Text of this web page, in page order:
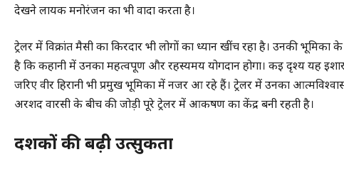
देखने लायक मनोरंजन का भी वादा करता है।
ट्रेलर में विक्रांत मैसी का किरदार भी लोगों का ध्यान खींच रहा है। उनकी
है कि कहानी में उनका महत्वपूर्ण और रहस्यमय योगदान होगा। कई दृश्य यह
जरिए वीर हिरानी भी प्रमुख भूमिका में नजर आ रहे हैं। ट्रेलर में उनका
अरशद वारसी के बीच की जोड़ी पूरे ट्रेलर में आकर्षण का केंद्र बनी रहती है।
दर्शकों की बढ़ी उत्सुकता